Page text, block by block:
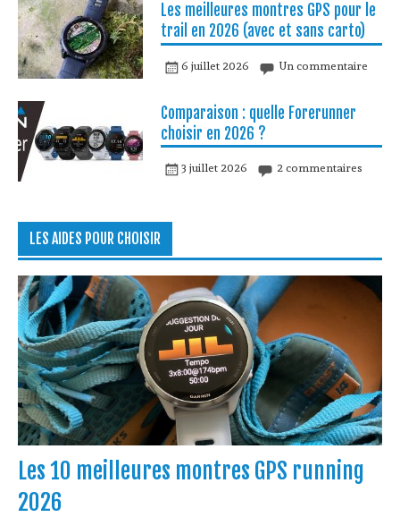
Les meilleures montres GPS pour le
trail en 2026 (avec et sans carto)
6 juillet 2026 Un commentaire
Comparaison : quelle Forerunner
choisir en 2026 ?
3 juillet 2026 2 commentaires
LES AIDES POUR CHOISIR
Les 10 meilleures montres GPS running
2026